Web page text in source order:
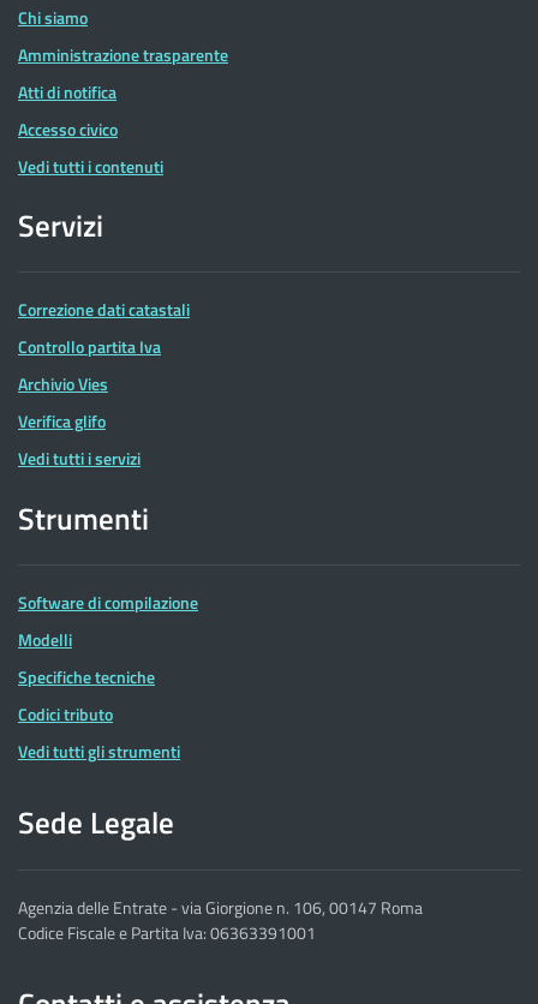
Chi siamo
Amministrazione trasparente
Atti di notifica
Accesso civico
Vedi tutti i contenuti
Servizi
Correzione dati catastali
Controllo partita Iva
Archivio Vies
Verifica glifo
Vedi tutti i servizi
Strumenti
Software di compilazione
Modelli
Specifiche tecniche
Codici tributo
Vedi tutti gli strumenti
Sede Legale
Agenzia delle Entrate - via Giorgione n. 106, 00147 Roma
Codice Fiscale e Partita Iva: 06363391001